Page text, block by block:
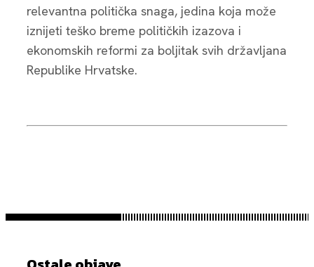
relevantna politička snaga, jedina koja može
iznijeti teško breme političkih izazova i
ekonomskih reformi za boljitak svih državljana
Republike Hrvatske.